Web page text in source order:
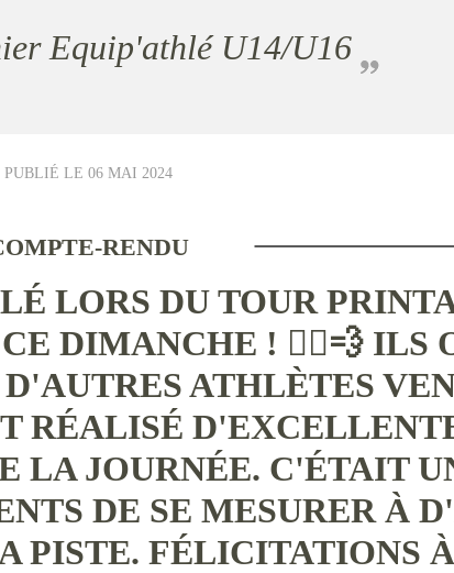
Equip'athlé U14/U16
PUBLIÉ LE 06 MAI 2024
RENDU
LORS DU TOUR
DIMANCHE ! 🏃‍♂️💨 ILS
ATHLÈTES
RÉALISÉ
LA JOURNÉE. C'ÉTAIT
DE SE MESURER À
PISTE. FÉLICITATIONS